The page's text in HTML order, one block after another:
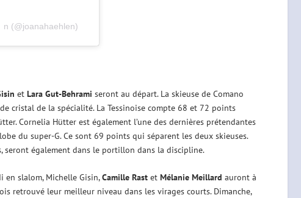
n (@joanahaehlen)
et Lara Gut-Behrami seront au départ. La skieuse de Comano
cristal de la spécialité. La Tessinoise compte 68 et 72 points
Cornelia Hütter est également l’une des dernières prétendantes
du super-G. Ce sont 69 points qui séparent les deux skieuses.
seront également dans le portillon dans la discipline.
en slalom, Michelle Gisin,Camille Rastet Mélanie Meillard auront à
retrouvé leur meilleur niveau dans les virages courts. Dimanche,